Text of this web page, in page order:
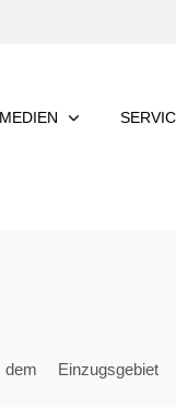
MEDIEN
Einzugsgebiet